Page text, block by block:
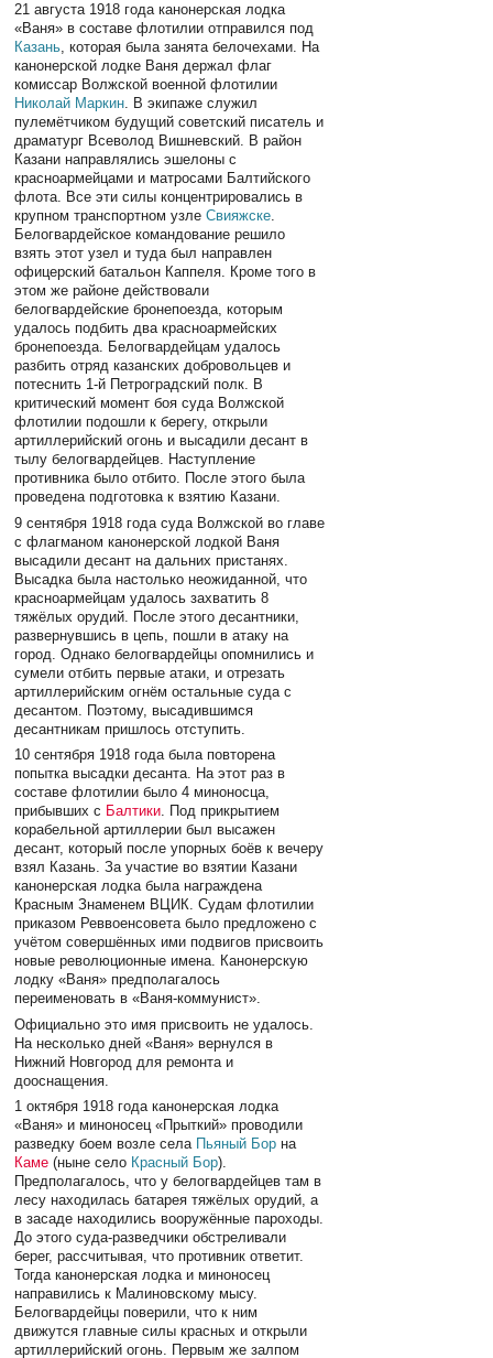
21 августа 1918 года канонерская лодка
«Ваня» в составе флотилии отправился под
Казань, которая была занята белочехами. На
канонерской лодке Ваня держал флаг
комиссар Волжской военной флотилии
Николай Маркин. В экипаже служил
пулемётчиком будущий советский писатель и
драматург Всеволод Вишневский. В район
Казани направлялись эшелоны с
красноармейцами и матросами Балтийского
флота. Все эти силы концентрировались в
крупном транспортном узлеСвияжске.
Белогвардейское командование решило
взять этот узел и туда был направлен
офицерский батальон Каппеля. Кроме того в
этом же районе действовали
белогвардейские бронепоезда, которым
удалось подбить два красноармейских
бронепоезда. Белогвардейцам удалось
разбить отряд казанских добровольцев и
потеснить 1-й Петроградский полк. В
критический момент боя суда Волжской
флотилии подошли к берегу, открыли
артиллерийский огонь и высадили десант в
тылу белогвардейцев. Наступление
противника было отбито. После этого была
проведена подготовка к взятию Казани.
9 сентября 1918 года суда Волжской во главе
с флагманом канонерской лодкой Ваня
высадили десант на дальних пристанях.
Высадка была настолько неожиданной, что
красноармейцам удалось захватить 8
тяжёлых орудий. После этого десантники,
развернувшись в цепь, пошли в атаку на
город. Однако белогвардейцы опомнились и
сумели отбить первые атаки, и отрезать
артиллерийским огнём остальные суда с
десантом. Поэтому, высадившимся
десантникам пришлось отступить.
10 сентября 1918 года была повторена
попытка высадки десанта. На этот раз в
составе флотилии было 4 миноносца,
прибывших с Балтики. Под прикрытием
корабельной артиллерии был высажен
десант, который после упорных боёв к вечеру
взял Казань. За участие во взятии Казани
канонерская лодка была награждена
Красным Знаменем ВЦИК. Судам флотилии
приказом Реввоенсовета было предложено с
учётом совершённых ими подвигов присвоить
новые революционные имена. Канонерскую
лодку «Ваня» предполагалось
переименовать в «Ваня-коммунист».
Официально это имя присвоить не удалось.
На несколько дней «Ваня» вернулся в
Нижний Новгород для ремонта и
дооснащения.
1 октября 1918 года канонерская лодка
«Ваня» и миноносец «Прыткий» проводили
разведку боем возле села Пьяный Бор на
Каме (ныне село Красный Бор).
Предполагалось, что у белогвардейцев там в
лесу находилась батарея тяжёлых орудий, а
в засаде находились вооружённые пароходы.
До этого суда-разведчики обстреливали
берег, рассчитывая, что противник ответит.
Тогда канонерская лодка и миноносец
направились к Малиновскому мысу.
Белогвардейцы поверили, что к ним
движутся главные силы красных и открыли
артиллерийский огонь. Первым же залпом